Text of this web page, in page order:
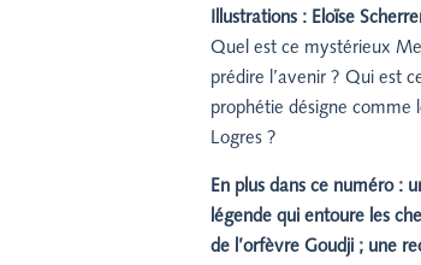
Illustrations : Eloïse
Quel est ce mystérieux
prédire l’avenir ? Qui est
prophétie désigne comme
Logres ?
En plus dans ce numéro :
légende qui entoure les
de l’orfèvre Goudji ; une